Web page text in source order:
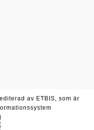
av ETBIS, som är